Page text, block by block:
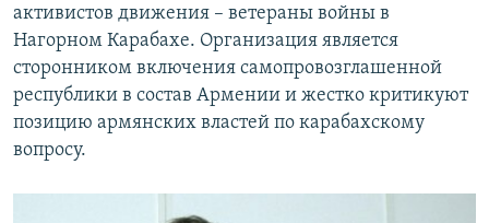
активистов движения – ветераны войны в
Нагорном Карабахе. Организация является
сторонником включения самопровозглашенной
республики в состав Армении и жестко критикуют
позицию армянских властей по карабахскому
вопросу.